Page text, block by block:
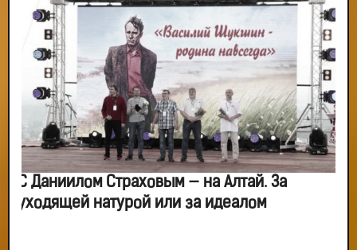
С Даниилом Страховым — на Алтай. За
уходящей натурой или за идеалом